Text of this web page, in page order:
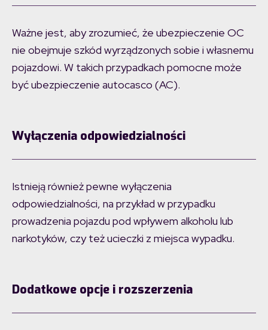
Ważne jest, aby zrozumieć, że ubezpieczenie OC
nie obejmuje szkód wyrządzonych sobie i własnemu
pojazdowi. W takich przypadkach pomocne może
być ubezpieczenie autocasco (AC).
Wyłączenia odpowiedzialności
Istnieją również pewne wyłączenia
odpowiedzialności, na przykład w przypadku
prowadzenia pojazdu pod wpływem alkoholu lub
narkotyków, czy też ucieczki z miejsca wypadku.
Dodatkowe opcje i rozszerzenia